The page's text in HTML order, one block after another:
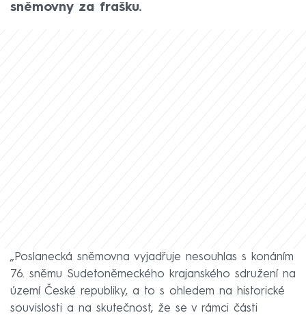
sněmovny za frašku.
„Poslanecká sněmovna vyjadřuje nesouhlas s konáním
76. sněmu Sudetoněmeckého krajanského sdružení na
území České republiky, a to s ohledem na historické
souvislosti a na skutečnost, že se v rámci části